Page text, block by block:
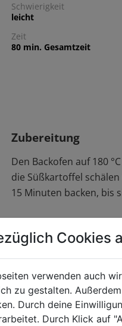
Schwierigkeit
leicht
Zeit
80 min. Gesamtzeit
Zubereitung
Den Backofen auf 180
die Süßkartoffel
15 Minuten backen, bis
Zucker, Kakao,
Anschließend den
langsam einrühren und
unterheben. Die
reiben und unter die
Schokolade in nicht zu
Cookies
verwenden auch
zu gestalten.
Durch deine
Durch Klick auf